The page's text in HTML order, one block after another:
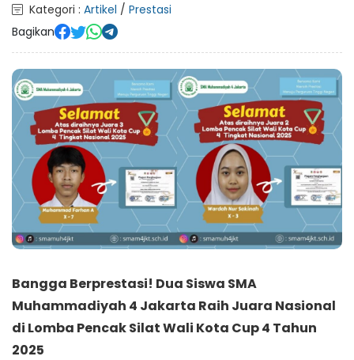
Kategori : Artikel / Prestasi
Bagikan
Bangga Berprestasi! Dua Siswa SMA
Muhammadiyah 4 Jakarta Raih Juara Nasional
di Lomba Pencak Silat Wali Kota Cup 4 Tahun
2025